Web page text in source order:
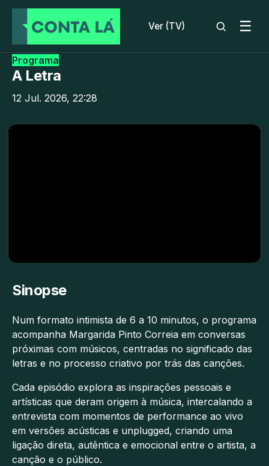
Ver (TV) ☰
Programa
A Letra
12 Jul. 2026, 22:28
Sinopse
Num formato intimista de 6 a 10 minutos, o programa
acompanha Margarida Pinto Correia em conversas
próximas com músicos, centradas no significado das
letras e no processo criativo por trás das canções.
Cada episódio explora as inspirações pessoais e
artísticas que deram origem à música, intercalando a
entrevista com momentos de performance ao vivo
em versões acústicas e unplugged, criando uma
ligação direta, autêntica e emocional entre o artista, a
canção e o público.